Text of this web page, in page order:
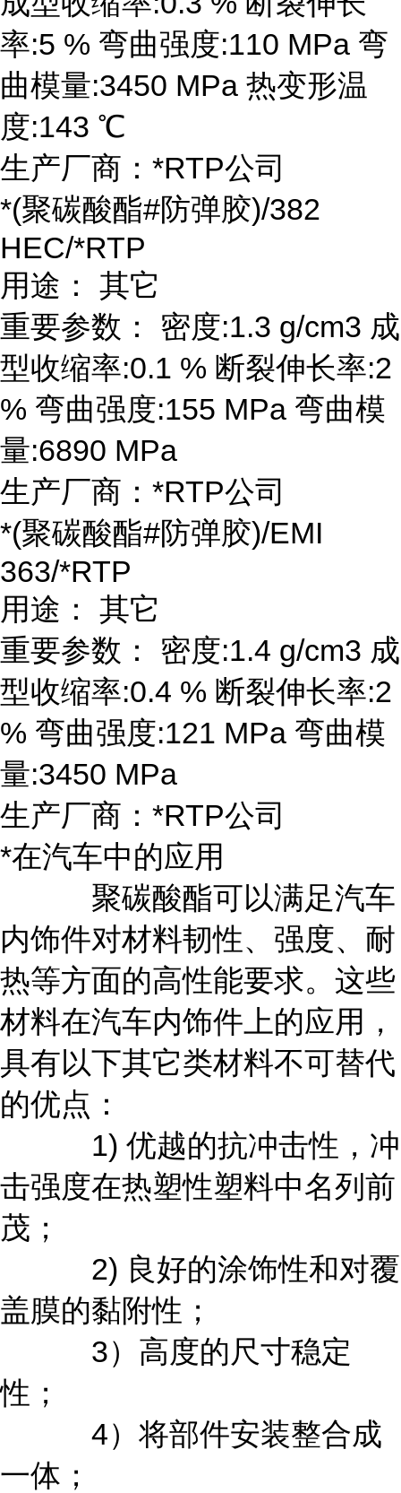
率:5 % 弯曲强度:110 MPa 弯
曲模量:3450 MPa 热变形温
度:143 ℃
生产厂商：*RTP公司
*(聚碳酸酯#防弹胶)/382
HEC/*RTP
用途： 其它
重要参数： 密度:1.3 g/cm3 成
型收缩率:0.1 % 断裂伸长率:2
% 弯曲强度:155 MPa 弯曲模
量:6890 MPa
生产厂商：*RTP公司
*(聚碳酸酯#防弹胶)/EMI
363/*RTP
用途： 其它
重要参数： 密度:1.4 g/cm3 成
型收缩率:0.4 % 断裂伸长率:2
% 弯曲强度:121 MPa 弯曲模
量:3450 MPa
生产厂商：*RTP公司
*在汽车中的应用
聚碳酸酯可以满足汽车
内饰件对材料韧性、强度、耐
热等方面的高性能要求。这些
材料在汽车内饰件上的应用，
具有以下其它类材料不可替代
的优点：
1) 优越的抗冲击性，冲
击强度在热塑性塑料中名列前
茂；
2) 良好的涂饰性和对覆
盖膜的黏附性；
3）高度的尺寸稳定
性；
4）将部件安装整合成
一体；